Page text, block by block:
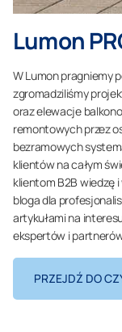
Lumon
W Lumon pragniemy
zgromadziliśmy
oraz elewacje
remontowych przez
bezramowych
klientów na całym
klientom B2B wiedzę
bloga dla
artykułami na
ekspertów i
PRZEJDŹ DO